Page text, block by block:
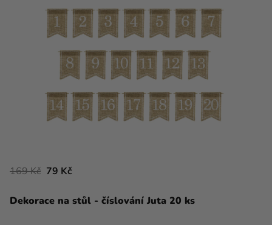
Dekorace na stůl - číslování Juta 20 ks
169 Kč 79 Kč